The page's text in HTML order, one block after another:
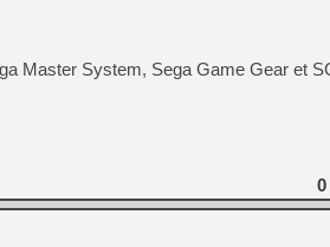
[GK] Agenda - GeForce
[GK] Devolver Digital en a
[LS] [PS5] ps5-y2jb-
[GK] Pourquoi Marvel
[GK] Test : Restory : Chill
[GK] GTA 6 : Rockstar
[GK] Hot Wheels Infinite
[GK] Mémoire cash -
[GK] Résultats Nintendo :
Master System, Sega Game Gear et
0